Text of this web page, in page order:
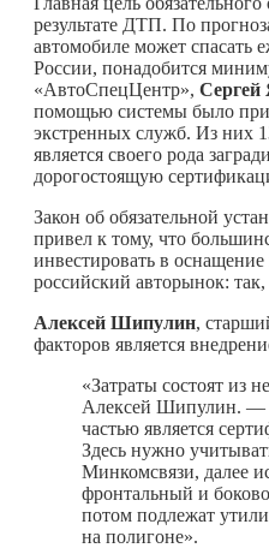
результате ДТП. По
автомобиле может спасать
России, понадобится
«АвтоСпецЦентр», Сергей
помощью системы было
экстренных служб. Из них
является своего рода
дорогостоящую
Закон об обязательной
привел к тому, что
инвестировать в
российский авторынок:
Алексей Шипулин,
факторов является
«Затраты состоят из
Алексей Шипулин. —
частью является
Здесь нужно
Минкомсвязи, далее
фронтальный и
потом подлежат
на полигоне».